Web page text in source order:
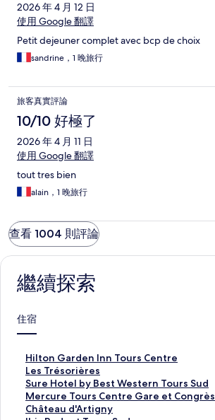
2026 年 4 月 12 日
使用 Google 翻譯
Petit dejeuner complet avec bcp de choix
sandrine，1 晚旅行
旅客真實評論
10/10 好極了
2026 年 4 月 11 日
使用 Google 翻譯
tout tres bien
alain，1 晚旅行
查看 1004 則評論
繼續探索
住宿
Hilton Garden Inn Tours Centre
H
i
l
t
o
Les Trésorières
L
e
s
T
Sure Hotel by Best Western Tours Sud
S
u
r
Mercure Tours Centre Gare et Congrès
M
e
Château d'Artigny
C